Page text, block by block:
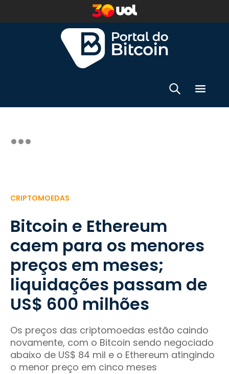
CRIPTOMOEDAS
Bitcoin e Ethereum
caem para os menores
preços em meses;
liquidações passam de
US$ 600 milhões
Os preços das criptomoedas estão caindo
novamente, com o Bitcoin sendo negociado
abaixo de US$ 84 mil e o Ethereum atingindo
o menor preço em cinco meses